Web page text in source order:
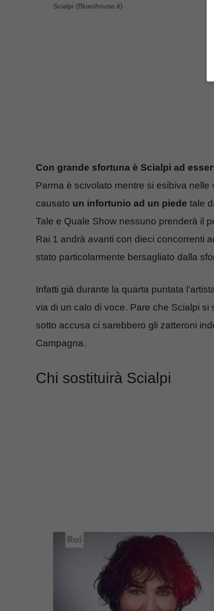
Scialpi (Blueshouse.it)
Con grande sfortuna è Scialpi ad
Parma è scivolato mentre si esibiva
causato un infortunio ad un piede tale
Tale e Quale Show nessuno prenderà il
Rai 1 andrà avanti con dieci concorrenti
stato particolarmente bersagliato dalla
Infatti già durante la quarta puntata
via di un calo di voce. Pare che Scialpi
sotto accusa ci sarebbero gli zatteroni
Campagna.
Chi sostituirà Scialpi